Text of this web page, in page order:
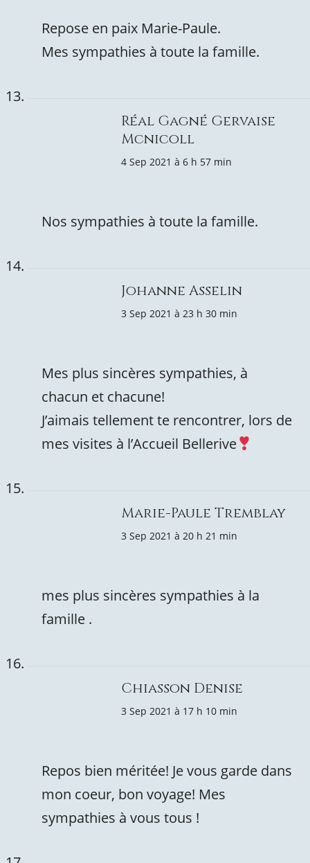
Repose en paix Marie-Paule.
Mes sympathies à toute la famille.
Réal Gagné Gervaise
Mcnicoll
4 Sep 2021 à 6 h 57 min
Nos sympathies à toute la famille.
Johanne Asselin
3 Sep 2021 à 23 h 30 min
Mes plus sincères sympathies, à
chacun et chacune!
J’aimais tellement te rencontrer, lors de
mes visites à l’Accueil Bellerive
Marie-Paule Tremblay
3 Sep 2021 à 20 h 21 min
mes plus sincères sympathies à la
famille .
Chiasson Denise
3 Sep 2021 à 17 h 10 min
Repos bien méritée! Je vous garde dans
mon coeur, bon voyage! Mes
sympathies à vous tous !